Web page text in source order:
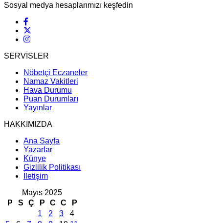
Sosyal medya hesaplarımızı keşfedin
SERVİSLER
Nöbetçi Eczaneler
Namaz Vakitleri
Hava Durumu
Puan Durumları
Yayınlar
HAKKIMIZDA
Ana Sayfa
Yazarlar
Künye
Gizlilik Politikası
İletişim
Mayıs 2025
P
S Ç P C C
P
1
2 3
4